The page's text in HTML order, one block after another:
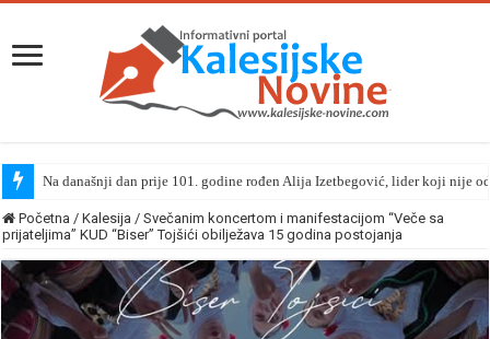
Na današnji dan prije 101. godine rođen Alija Izetbegović, lider koji nije
Početna / Kalesija / Svečanim koncertom i manifestacijom “Veče sa
prijateljima” KUD “Biser” Tojšići obilježava 15 godina postojanja